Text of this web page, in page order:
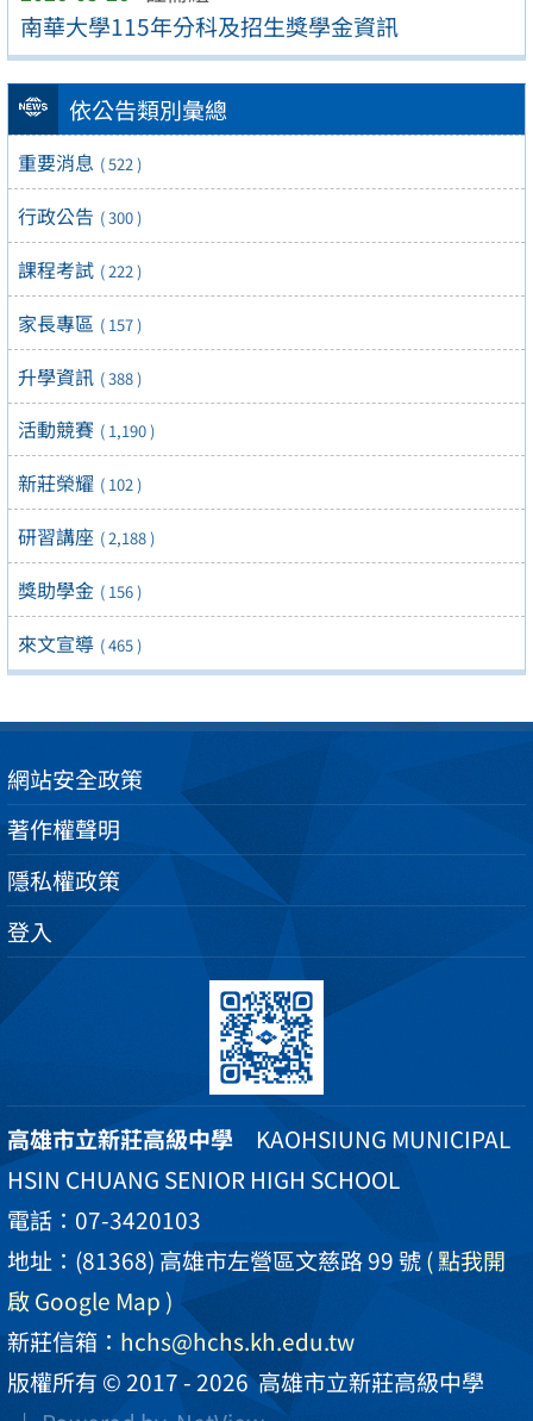
南華大學115年分科及招生獎學金資訊
依公告類別彙總
重要消息 ( 522 )
行政公告 ( 300 )
課程考試 ( 222 )
家長專區 ( 157 )
升學資訊 ( 388 )
活動競賽 ( 1,190 )
新莊榮耀 ( 102 )
研習講座 ( 2,188 )
獎助學金 ( 156 )
來文宣導 ( 465 )
網站安全政策
著作權聲明
隱私權政策
登入
高雄市立新莊高級中學 KAOHSIUNG MUNICIPAL
HSIN CHUANG SENIOR HIGH SCHOOL
電話：07-3420103
地址：(81368) 高雄市左營區文慈路 99 號( 點我開
啟 Google Map )
新莊信箱： hchs@hchs.kh.edu.tw
版權所有 © 2017 - 2026高雄市立新莊高級中學